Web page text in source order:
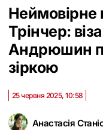
Неймовірне
Трінчер:
Андрюшин
зіркою
Анастасія
25 червня 2025, 10:58